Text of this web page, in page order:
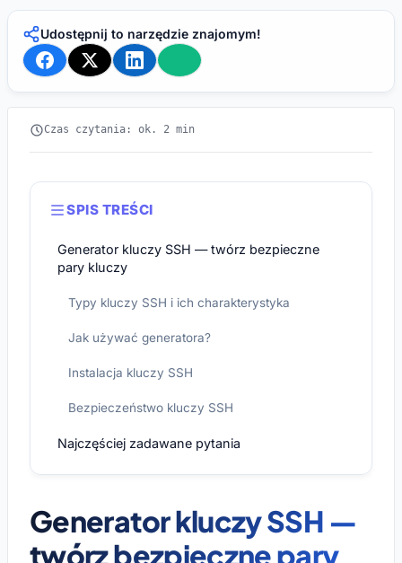
Udostępnij to narzędzie znajomym!
Czas czytania: ok. 2 min
SPIS TREŚCI
Generator kluczy SSH — twórz bezpieczne
pary kluczy
Typy kluczy SSH i ich charakterystyka
Jak używać generatora?
Instalacja kluczy SSH
Bezpieczeństwo kluczy SSH
Najczęściej zadawane pytania
Generator kluczy SSH —
twórz bezpieczne pary